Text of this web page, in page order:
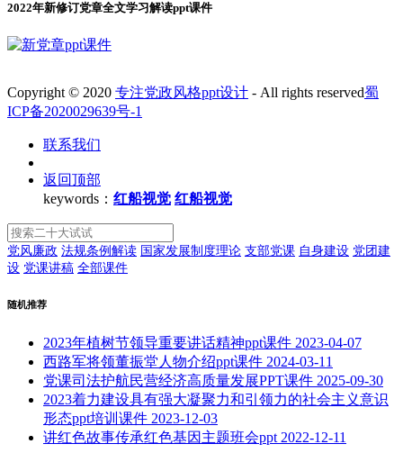
2022年新修订党章全文学习解读ppt课件
Copyright © 2020 专注党政风格ppt设计 - All rights reserved蜀
ICP备2020029639号-1
联系我们
返回顶部
keywords： 红船视觉 红船视觉
党风廉政 法规条例解读 国家发展制度理论 支部党课 自身建设 党团建
设 党课讲稿 全部课件
随机推荐
2023年植树节领导重要讲话精神ppt课件 2023-04-07
西路军将领董振堂人物介绍ppt课件 2024-03-11
党课司法护航民营经济高质量发展PPT课件 2025-09-30
2023着力建设具有强大凝聚力和引领力的社会主义意识
形态ppt培训课件 2023-12-03
讲红色故事传承红色基因主题班会ppt 2022-12-11